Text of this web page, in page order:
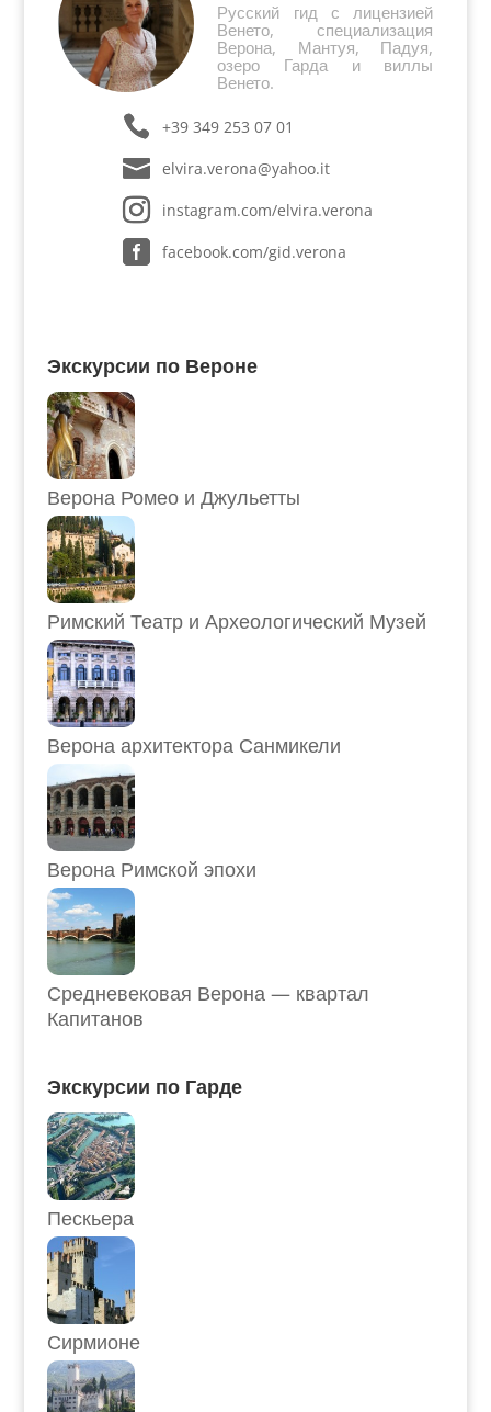
Русский гид с лицензией
Венето, специализация
Верона, Мантуя, Падуя,
озеро Гарда и виллы
Венето.
+39 349 253 07 01
elvira.verona@yahoo.it
instagram.com/elvira.verona
facebook.com/gid.verona
Экскурсии по Вероне
Верона Ромео и Джульетты
Римский Театр и Археологический Музей
Верона архитектора Санмикели
Верона Римской эпохи
Средневековая Верона — квартал
Капитанов
Экскурсии по Гарде
Пескьера
Сирмионе